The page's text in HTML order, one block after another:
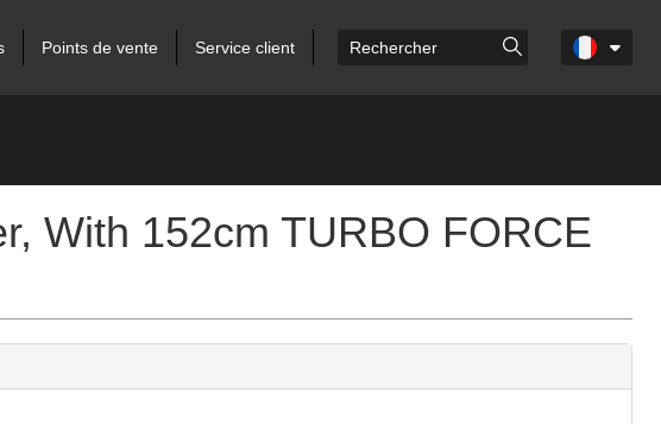
Points de vente Service client
With 152cm TURBO FORCE